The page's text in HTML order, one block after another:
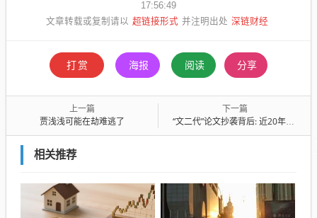
17:56:49
文章转载或复制请以 超链接形式 并注明出处 深链财经
打赏 海报 阅读 分享
上一篇
贾浅浅可能在劫难逃了
下一篇
“文二代”论文抄袭背后: 近20年中国学术表演之怪现状
相关推荐